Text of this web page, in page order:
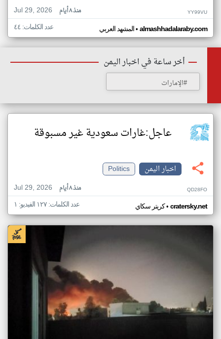
Jul 29, 2026 منذ ٨ أيام YY99VU
المشهد العربي• almashhadalaraby.com عدد الكلمات: ٤٤
أخر ساعة في اخبار اليمن
#الإمارات
عاجل:غارات سعودية غير مسبوقة
اخبار اليمن
Politics
Jul 29, 2026
منذ ٨ أيام QD28FO
كريتر سكاي• cratersky.net عدد الكلمات: ١٢٧ الفيديو: ١